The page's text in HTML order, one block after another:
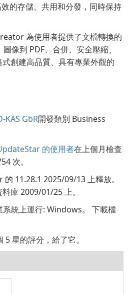
的存儲、共用和分發，同時保持
為使用者提供了文檔轉換的
像到 PDF、合併、安全壓縮、
創建高品質、具有專業外觀的
KAS GbR開發類別 Business
的使用者在上個月檢查
次。
11.28.1 2025/09/13 上釋放。
庫 2009/01/25 上。
統上運行: Windows。 下載檔
星的評分，給了它。